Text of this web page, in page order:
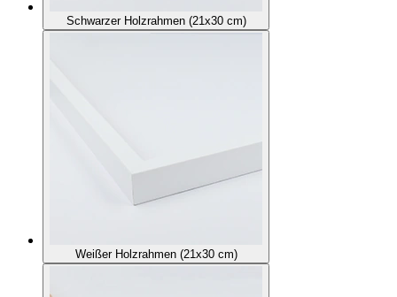
Schwarzer Holzrahmen (21x30 cm)
Weißer Holzrahmen (21x30 cm)